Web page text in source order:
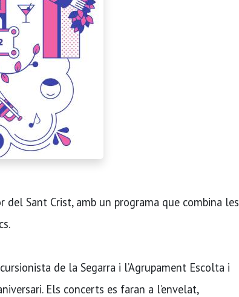
Sant Crist, amb un programa que combina les
de la Segarra i l’Agrupament Escolta i
Els concerts es faran a l’envelat,